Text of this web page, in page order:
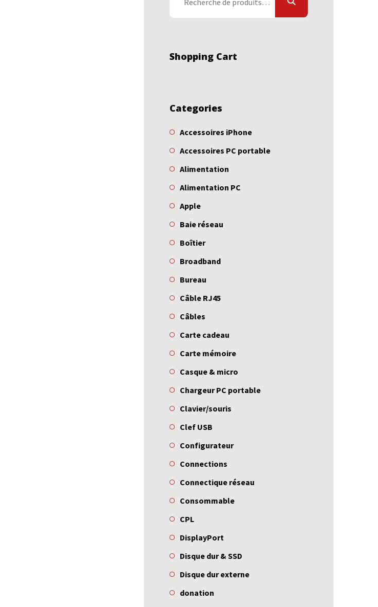
pour :
Shopping Cart
Categories
Accessoires iPhone
Accessoires PC portable
Alimentation
Alimentation PC
Apple
Baie réseau
Boîtier
Broadband
Bureau
Câble RJ45
Câbles
Carte cadeau
Carte mémoire
Casque & micro
Chargeur PC portable
Clavier/souris
Clef USB
Configurateur
Connections
Connectique réseau
Consommable
CPL
DisplayPort
Disque dur & SSD
Disque dur externe
donation